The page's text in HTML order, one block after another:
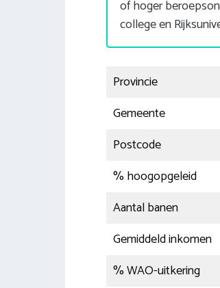
of hoger
college en
Provincie
Gemeente
Postcode
% hoogopgeleid
Aantal banen
Gemiddeld inkomen
% WAO-uitkering